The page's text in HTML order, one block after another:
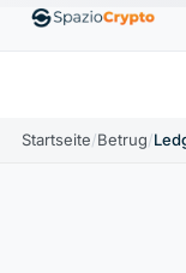
EthereumETH1.880,58 $
Startseite/Betrug/